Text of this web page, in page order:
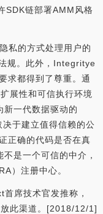
SDK链部署AMM风格
私的方式处理用户的
规。此外，Integritye
求都得到了尊重。通
展性和可信执行环境
新一代数据驱动的
于建立值得信赖的公
正确的代码是否在真
是一个可信的中介，
）注册中心。
席技术官发推称，
此渠道。[2018/12/1]